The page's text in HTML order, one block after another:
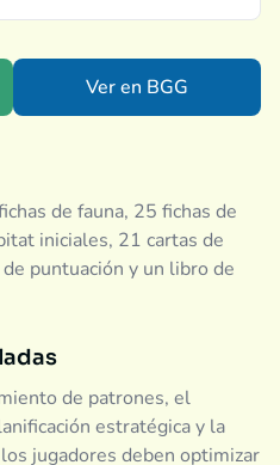
Ver en BGG
de fauna, 25 fichas de
iniciales, 21 cartas de
puntuación y un libro de
de patrones, el
estratégica y la
jugadores deben optimizar